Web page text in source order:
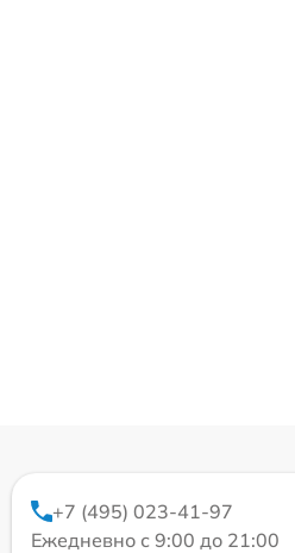
+7 (495) 023-41-97
Ежедневно с 9:00 до 21:00